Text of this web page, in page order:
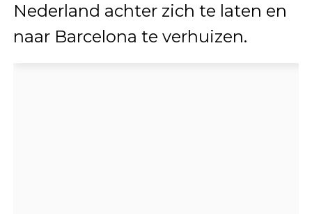
Nederland achter zich te laten en
naar Barcelona te verhuizen.